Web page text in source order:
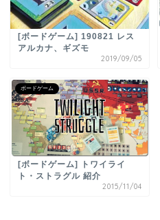
[ボードゲーム] 190821 レス
アルカナ、ギズモ
2019/09/05
ボードゲーム
[ボードゲーム] トワイライ
ト・ストラグル 紹介
2015/11/04